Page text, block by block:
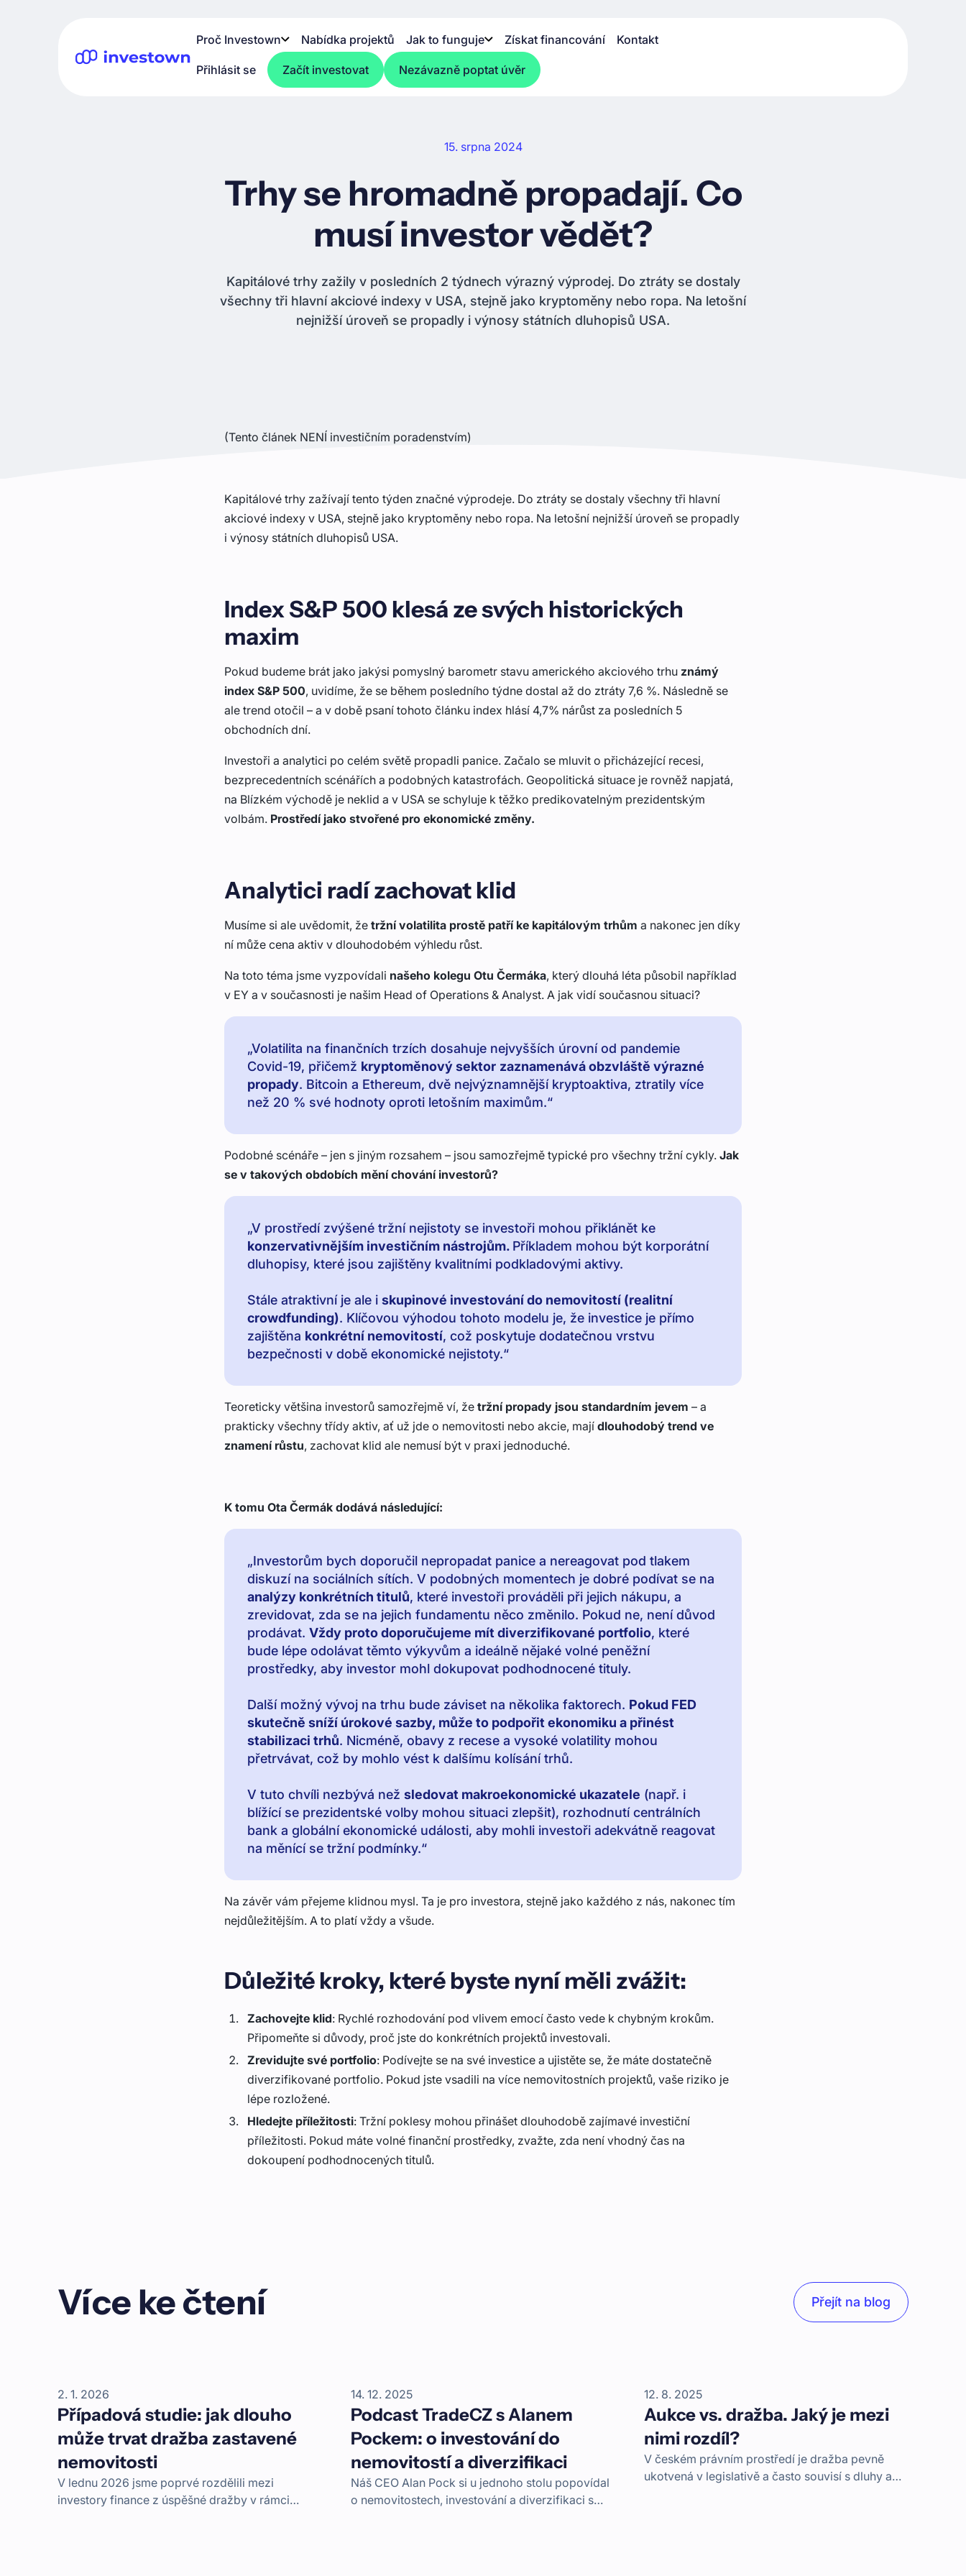
Proč Investown Nabídka projektů Jak to funguje Získat financování Kontakt
Přihlásit se Začít investovat Nezávazně poptat úvěr
15. srpna 2024
Trhy se hromadně propadají. Co
musí investor vědět?
Kapitálové trhy zažily v posledních 2 týdnech výrazný výprodej. Do ztráty se dostaly
všechny tři hlavní akciové indexy v USA, stejně jako kryptoměny nebo ropa. Na letošní
nejnižší úroveň se propadly i výnosy státních dluhopisů USA.
(Tento článek NENÍ investičním poradenstvím)
Kapitálové trhy zažívají tento týden značné výprodeje. Do ztráty se dostaly všechny tři hlavní
akciové indexy v USA, stejně jako kryptoměny nebo ropa. Na letošní nejnižší úroveň se propadly
i výnosy státních dluhopisů USA.
Index S&P 500 klesá ze svých historických
maxim
Pokud budeme brát jako jakýsi pomyslný barometr stavu amerického akciového trhu známý
index S&P 500, uvidíme, že se během posledního týdne dostal až do ztráty 7,6 %. Následně se
ale trend otočil – a v době psaní tohoto článku index hlásí 4,7% nárůst za posledních 5
obchodních dní.
Investoři a analytici po celém světě propadli panice. Začalo se mluvit o přicházející recesi,
bezprecedentních scénářích a podobných katastrofách. Geopolitická situace je rovněž napjatá,
na Blízkém východě je neklid a v USA se schyluje k těžko predikovatelným prezidentským
volbám. Prostředí jako stvořené pro ekonomické změny.
Analytici radí zachovat klid
Musíme si ale uvědomit, že tržní volatilita prostě patří ke kapitálovým trhům a nakonec jen díky
ní může cena aktiv v dlouhodobém výhledu růst.
Na toto téma jsme vyzpovídali našeho kolegu Otu Čermáka, který dlouhá léta působil například
v EY a v současnosti je našim Head of Operations & Analyst. A jak vidí současnou situaci?
„Volatilita na finančních trzích dosahuje nejvyšších úrovní od pandemie
Covid-19, přičemž kryptoměnový sektor zaznamenává obzvláště výrazné
propady. Bitcoin a Ethereum, dvě nejvýznamnější kryptoaktiva, ztratily více
než 20 % své hodnoty oproti letošním maximům.“
Podobné scénáře – jen s jiným rozsahem – jsou samozřejmě typické pro všechny tržní cykly. Jak
se v takových obdobích mění chování investorů?
„V prostředí zvýšené tržní nejistoty se investoři mohou přiklánět ke
konzervativnějším investičním nástrojům. Příkladem mohou být korporátní
dluhopisy, které jsou zajištěny kvalitními podkladovými aktivy.
Stále atraktivní je ale i skupinové investování do nemovitostí (realitní
crowdfunding). Klíčovou výhodou tohoto modelu je, že investice je přímo
zajištěna konkrétní nemovitostí, což poskytuje dodatečnou vrstvu
bezpečnosti v době ekonomické nejistoty.“
Teoreticky většina investorů samozřejmě ví, že tržní propady jsou standardním jevem – a
prakticky všechny třídy aktiv, ať už jde o nemovitosti nebo akcie, mají dlouhodobý trend ve
znamení růstu, zachovat klid ale nemusí být v praxi jednoduché.
K tomu Ota Čermák dodává následující:
„Investorům bych doporučil nepropadat panice a nereagovat pod tlakem
diskuzí na sociálních sítích. V podobných momentech je dobré podívat se na
analýzy konkrétních titulů, které investoři prováděli při jejich nákupu, a
zrevidovat, zda se na jejich fundamentu něco změnilo. Pokud ne, není důvod
prodávat. Vždy proto doporučujeme mít diverzifikované portfolio, které
bude lépe odolávat těmto výkyvům a ideálně nějaké volné peněžní
prostředky, aby investor mohl dokupovat podhodnocené tituly.
Další možný vývoj na trhu bude záviset na několika faktorech. Pokud FED
skutečně sníží úrokové sazby, může to podpořit ekonomiku a přinést
stabilizaci trhů. Nicméně, obavy z recese a vysoké volatility mohou
přetrvávat, což by mohlo vést k dalšímu kolísání trhů.
V tuto chvíli nezbývá než sledovat makroekonomické ukazatele (např. i
blížící se prezidentské volby mohou situaci zlepšit), rozhodnutí centrálních
bank a globální ekonomické události, aby mohli investoři adekvátně reagovat
na měnící se tržní podmínky.“
Na závěr vám přejeme klidnou mysl. Ta je pro investora, stejně jako každého z nás, nakonec tím
nejdůležitějším. A to platí vždy a všude.
Důležité kroky, které byste nyní měli zvážit:
Zachovejte klid: Rychlé rozhodování pod vlivem emocí často vede k chybným krokům.
Připomeňte si důvody, proč jste do konkrétních projektů investovali.
Zrevidujte své portfolio: Podívejte se na své investice a ujistěte se, že máte dostatečně
diverzifikované portfolio. Pokud jste vsadili na více nemovitostních projektů, vaše riziko je
lépe rozložené.
Hledejte příležitosti: Tržní poklesy mohou přinášet dlouhodobě zajímavé investiční
příležitosti. Pokud máte volné finanční prostředky, zvažte, zda není vhodný čas na
dokoupení podhodnocených titulů.
Více ke čtení Přejít na blog
2. 1. 2026
Případová studie: jak dlouho
může trvat dražba zastavené
nemovitosti
V lednu 2026 jsme poprvé rozdělili mezi
investory finance z úspěšné dražby v rámci
14. 12. 2025
Podcast TradeCZ s Alanem
Pockem: o investování do
nemovitostí a diverzifikaci
Náš CEO Alan Pock si u jednoho stolu popovídal
o nemovitostech, investování a diverzifikaci s
12. 8. 2025
Aukce vs. dražba. Jaký je mezi
nimi rozdíl?
V českém právním prostředí je dražba pevně
ukotvená v legislativě a často souvisí s dluhy a